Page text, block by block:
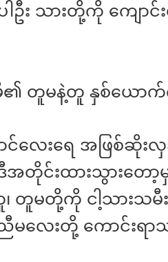
ါဦး သားတို့ကို ကျော
မိ၏ တူမနဲ့တူ နှစ်ယော
င်လေးရေ အဖြစ်ဆိုး
တိုင်းထားသွားတော့
တူမတို့ကို ငါ့သားသမီ
ညီမလေးတို့ ကောင်းရ